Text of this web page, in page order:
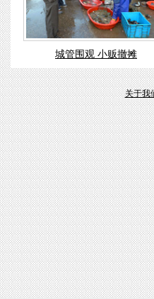
城管围观 小贩撤摊
关于我